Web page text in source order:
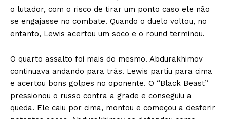
o lutador, com o risco de tirar um ponto caso ele não
se engajasse no combate. Quando o duelo voltou, no
entanto, Lewis acertou um soco e o round terminou.
O quarto assalto foi mais do mesmo. Abdurakhimov
continuava andando para trás. Lewis partiu para cima
e acertou bons golpes no oponente. O “Black Beast”
pressionou o russo contra a grade e conseguiu a
queda. Ele caiu por cima, montou e começou a desferir